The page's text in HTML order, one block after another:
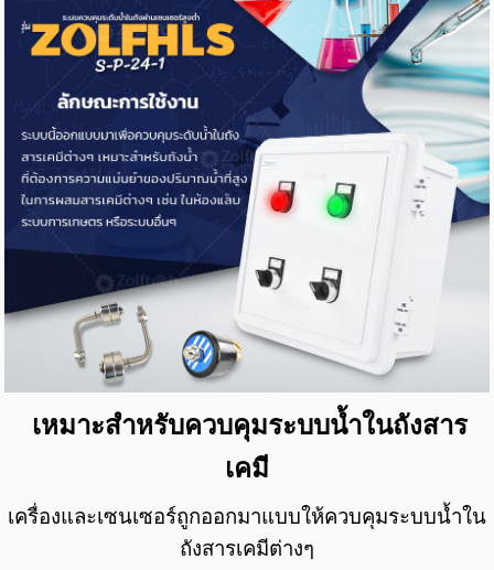
เหมาะสำหรับควบคุมระบบน้ำในถังสาร
เคมี
เครื่องและเซนเซอร์ถูกออกมาแบบให้ควบคุมระบบน้ำใน
ถังสารเคมีต่างๆ